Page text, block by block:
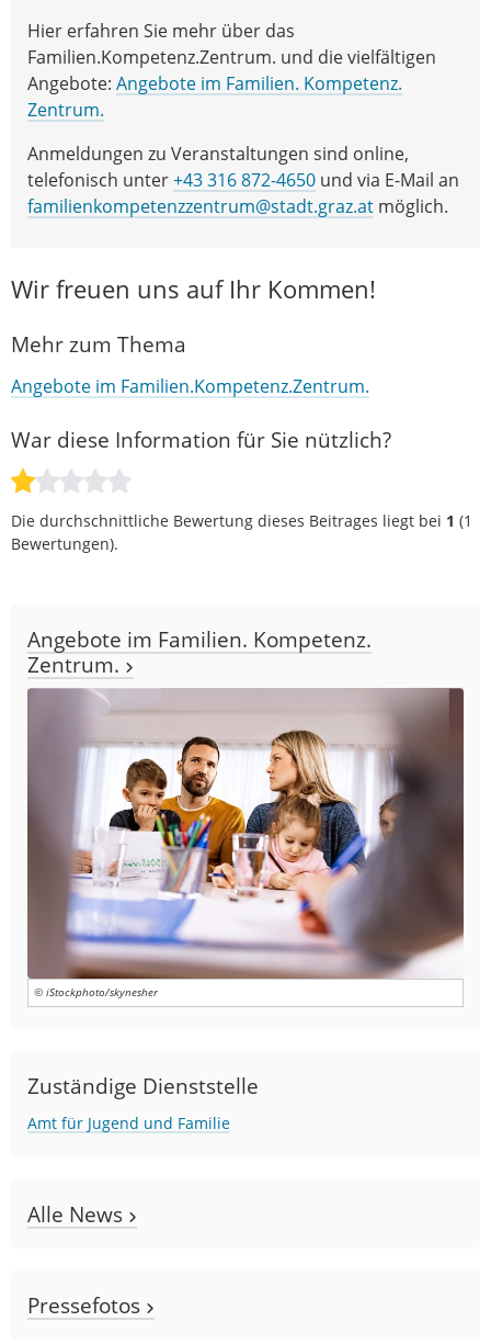
Hier erfahren Sie mehr über das
Familien.Kompetenz.Zentrum. und die vielfältigen
Angebote: Angebote im Familien. Kompetenz.
Zentrum.
Anmeldungen zu Veranstaltungen sind online,
telefonisch unter+43 316 872-4650 und via E-Mail an
familienkompetenzzentrum@stadt.graz.at möglich.
Wir freuen uns auf Ihr Kommen!
Mehr zum Thema
Angebote im Familien.Kompetenz.Zentrum.
War diese Information für Sie nützlich?
Die durchschnittliche Bewertung dieses Beitrages liegt bei 1 (1
Bewertungen).
Angebote im Familien. Kompetenz.
Zentrum.
© iStockphoto/skynesher
Zuständige Dienststelle
Amt für Jugend und Familie
Alle News
Pressefotos